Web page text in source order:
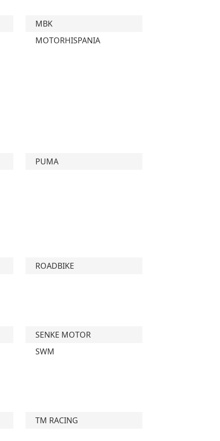
MBK
MOTORHISPANIA
PUMA
ROADBIKE
SENKE MOTOR
SWM
TM RACING